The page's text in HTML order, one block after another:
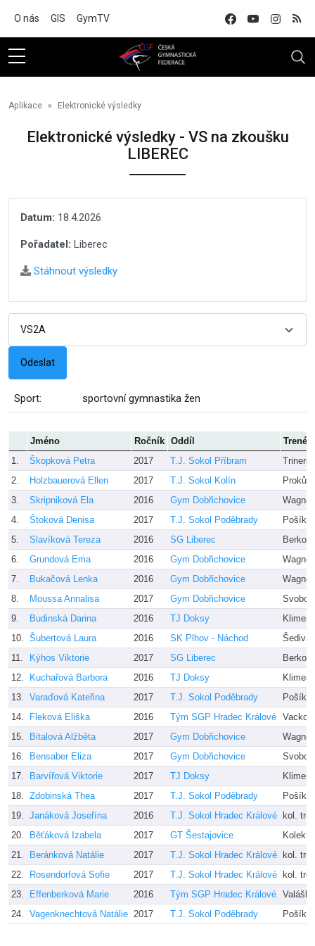
O nás GIS GymTV
Aplikace Elektronické výsledky
Elektronické výsledky - VS na zkoušku
LIBEREC
Datum: 18.4.2026
Pořadatel: Liberec
Stáhnout výsledky
Sport: sportovní gymnastika žen
Jméno Ročník Oddíl
Trenér
1.
Škopková Petra 2017 T.J. Sokol Příbram
2.
Holzbauerová Ellen 2017 T.J. Sokol Kolín
3.
Skripniková Ela 2016 Gym Dobřichovice
4.
Štoková Denisa 2017 T.J. Sokol Poděbrady
5.
Slavíková Tereza 2016 SG Liberec
6.
Grundová Ema 2016 Gym Dobřichovice
7.
Bukačová Lenka 2016 Gym Dobřichovice
8.
Moussa Annalisa 2017 Gym Dobřichovice
9.
Budinská Darina 2016 TJ Doksy
10. Šubertová Laura 2016 SK Plhov - Náchod
Šedivá
11.
Kýhos Viktorie 2017 SG Liberec
12.
Kuchařová Barbora 2016 TJ Doksy
13. Varaďová Kateřina 2017 T.J. Sokol Poděbrady
14.
Fleková Eliška 2016 Tým SGP Hradec Králové
15.
Bitalová Alžběta 2017 Gym Dobřichovice
16.
Bensaber Eliza 2017 Gym Dobřichovice
17.
Barvířová Viktorie 2017 TJ Doksy
18. Zdobinská Thea 2017 T.J. Sokol Poděbrady
19. Janáková Josefína 2016 T.J. Sokol Hradec Králové
kol.
20.
Běťáková Izabela 2017 GT Šestajovice
21.
Beránková Natálie 2017 T.J. Sokol Hradec Králové
kol.
22.
Rosendorfová Sofie 2017 T.J. Sokol Hradec Králové
kol.
23.
Effenberková Marie 2016 Tým SGP Hradec Králové
24. Vagenknechtová Natálie 2017 T.J. Sokol Poděbrady